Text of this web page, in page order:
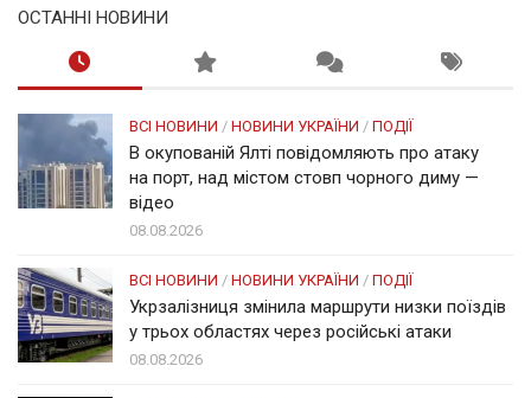
ОСТАННІ НОВИНИ
ВСІ НОВИНИ / НОВИНИ УКРАЇНИ / ПОДІЇ
В окупованій Ялті повідомляють про атаку
на порт, над містом стовп чорного диму —
відео
08.08.2026
ВСІ НОВИНИ / НОВИНИ УКРАЇНИ / ПОДІЇ
Укрзалізниця змінила маршрути низки поїздів
у трьох областях через російські атаки
08.08.2026